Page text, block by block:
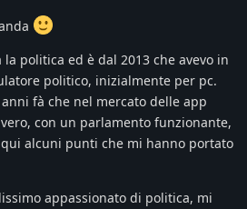
politica ed è dal 2013 che avevo in
politico, inizialmente per pc.
fà che nel mercato delle app
con un parlamento funzionante,
alcuni punti che mi hanno portato
appassionato di politica, mi